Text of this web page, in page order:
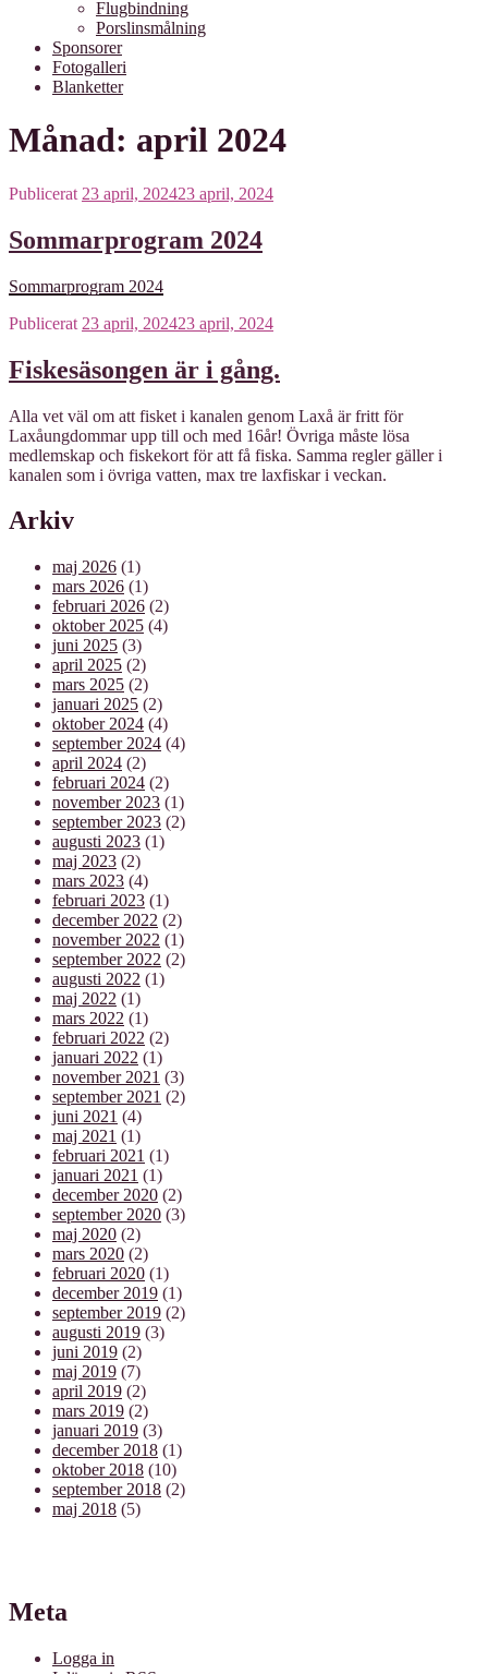
Flugbindning
Porslinsmålning
Sponsorer
Fotogalleri
Blanketter
Månad: april 2024
Publicerat 23 april, 202423 april, 2024
Sommarprogram 2024
Sommarprogram 2024
Publicerat 23 april, 202423 april, 2024
Fiskesäsongen är i gång.
Alla vet väl om att fisket i kanalen genom Laxå är fritt för
Laxåungdommar upp till och med 16år! Övriga måste lösa
medlemskap och fiskekort för att få fiska. Samma regler gäller i
kanalen som i övriga vatten, max tre laxfiskar i veckan.
Arkiv
maj 2026 (1)
mars 2026 (1)
februari 2026 (2)
oktober 2025 (4)
juni 2025 (3)
april 2025 (2)
mars 2025 (2)
januari 2025 (2)
oktober 2024 (4)
september 2024 (4)
april 2024 (2)
februari 2024 (2)
november 2023 (1)
september 2023 (2)
augusti 2023 (1)
maj 2023 (2)
mars 2023 (4)
februari 2023 (1)
december 2022 (2)
november 2022 (1)
september 2022 (2)
augusti 2022 (1)
maj 2022 (1)
mars 2022 (1)
februari 2022 (2)
januari 2022 (1)
november 2021 (3)
september 2021 (2)
juni 2021 (4)
maj 2021 (1)
februari 2021 (1)
januari 2021 (1)
december 2020 (2)
september 2020 (3)
maj 2020 (2)
mars 2020 (2)
februari 2020 (1)
december 2019 (1)
september 2019 (2)
augusti 2019 (3)
juni 2019 (2)
maj 2019 (7)
april 2019 (2)
mars 2019 (2)
januari 2019 (3)
december 2018 (1)
oktober 2018 (10)
september 2018 (2)
maj 2018 (5)
Meta
Logga in